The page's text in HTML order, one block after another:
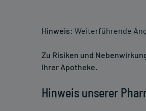
Hinweis: Weiterführende
Zu Risiken und
Ihrer Apotheke.
Hinweis unserer